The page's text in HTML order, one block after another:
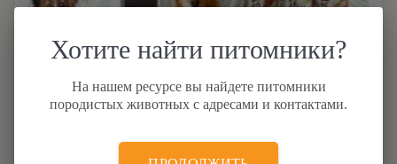
Хотите найти питомники?
На нашем ресурсе вы найдете питомники
породистых животных с адресами и контактами.